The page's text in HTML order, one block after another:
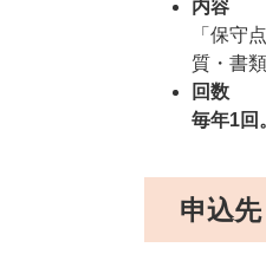
内容
「保守
質・書
回数
毎年1回
申込先